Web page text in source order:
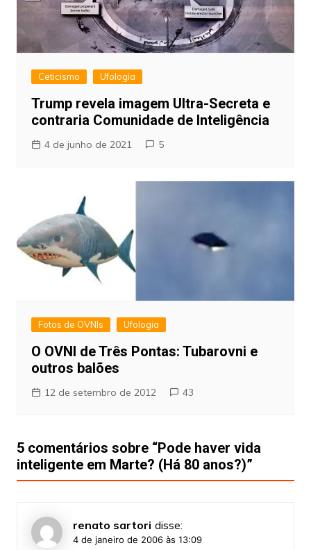
Ceticismo Ufologia
Trump revela imagem Ultra-Secreta e
contraria Comunidade de Inteligência
4 de junho de 2021 5
Fotos de OVNIs Ufologia
O OVNI de Três Pontas: Tubarovni e
outros balões
12 de setembro de 2012 43
5 comentários sobre “Pode haver vida
inteligente em Marte? (Há 80 anos?)”
renato sartori disse:
4 de janeiro de 2006 às 13:09